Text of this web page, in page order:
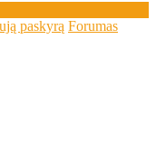
paskyrą Forumas